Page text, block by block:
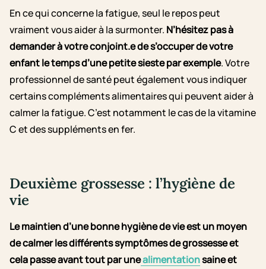
En ce qui concerne la fatigue, seul le repos peut
vraiment vous aider à la surmonter. N’hésitez pas à
demander à votre conjoint.e de s’occuper de votre
enfant le temps d’une petite sieste par exemple. Votre
professionnel de santé peut également vous indiquer
certains compléments alimentaires qui peuvent aider à
calmer la fatigue. C’est notamment le cas de la vitamine
C et des suppléments en fer.
Deuxième grossesse : l’hygiène de
vie
Le maintien d’une bonne hygiène de vie est un moyen
de calmer les différents symptômes de grossesse et
cela passe avant tout par unealimentationsaine et